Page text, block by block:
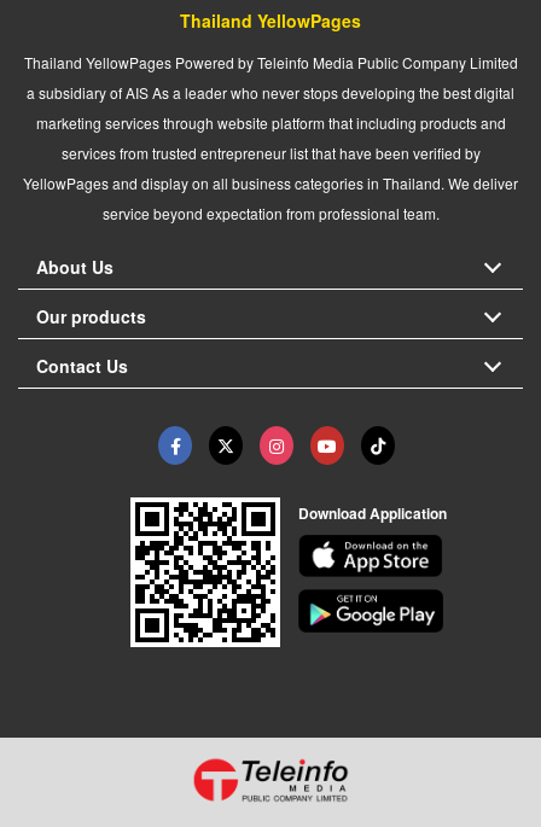
Thailand YellowPages
Thailand YellowPages Powered by Teleinfo Media Public Company Limited
a subsidiary of AIS As a leader who never stops developing the best digital
marketing services through website platform that including products and
services from trusted entrepreneur list that have been verified by
YellowPages and display on all business categories in Thailand. We deliver
service beyond expectation from professional team.
About Us
Our products
Contact Us
Download Application